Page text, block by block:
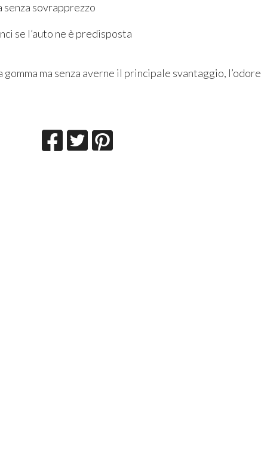
sovrapprezzo
se l’auto ne è predisposta
ma senza averne il principale svantaggio, l’odore